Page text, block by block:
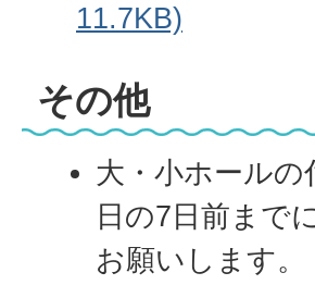
11.7KB)
その他
大・小ホール
日の7日前まで
お願いします。